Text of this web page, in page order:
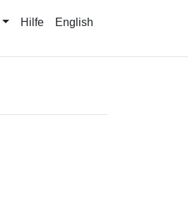
Hilfe English